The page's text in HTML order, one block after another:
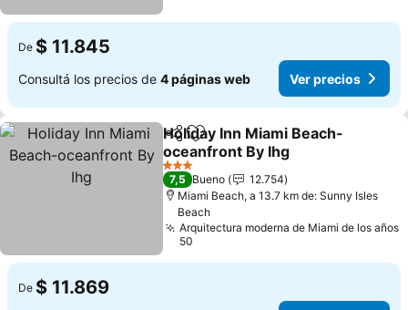
De $ 11.845
Consultá los precios de 4 páginas web Ver precios
CompartirAñadir a favoritos
Holiday Inn Miami Beach-
oceanfront By Ihg
3 Estrellas
7,5 Bueno
12.754
Miami Beach, a 13.7 km de: Sunny Isles
Beach
Arquitectura moderna de Miami de los años
50
De $ 11.869